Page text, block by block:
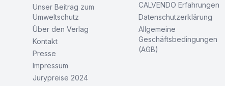
Unser Beitrag zum
Umweltschutz
Über den Verlag
Kontakt
Presse
Impressum
Jurypreise 2024
CALVENDO Erfahrungen
Datenschutzerklärung
Allgemeine
Geschäftsbedingungen
(AGB)